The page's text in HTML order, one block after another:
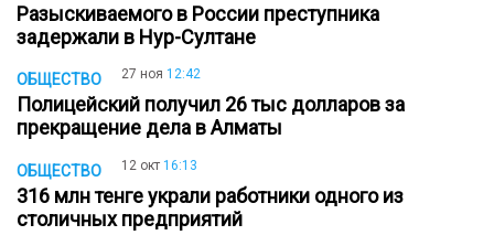
Разыскиваемого в России преступника
задержали в Нур-Султане
ОБЩЕСТВО 27 ноя 12:42
Полицейский получил 26 тыс долларов за
прекращение дела в Алматы
ОБЩЕСТВО 12 окт 16:13
316 млн тенге украли работники одного из
столичных предприятий